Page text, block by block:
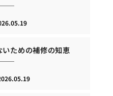
ための補修の知恵